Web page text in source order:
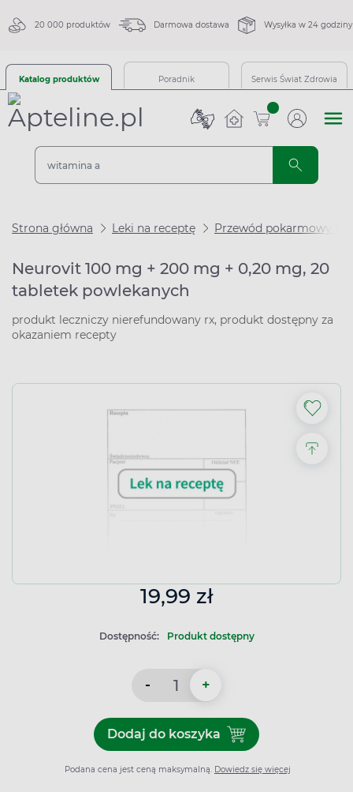
20 000 produktów Darmowa dostawa Wysyłka w 24 godziny
Katalog produktów Poradnik Serwis Świat Zdrowia
sztuk
Strona główna Leki na receptę Przewód pokarmowy i
Neurovit 100 mg + 200 mg + 0,20 mg, 20
tabletek powlekanych
produkt leczniczy nierefundowany rx, produkt dostępny za
okazaniem recepty
19,99 zł
Dostępność: Produkt dostępny
- +
Dodaj do koszykaDodaj do koszyka
Podana cena jest ceną maksymalną. Dowiedz się więcej